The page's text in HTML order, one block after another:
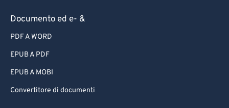
Documento ed e- &
PDF A WORD
EPUB A PDF
EPUB A MOBI
Convertitore di documenti